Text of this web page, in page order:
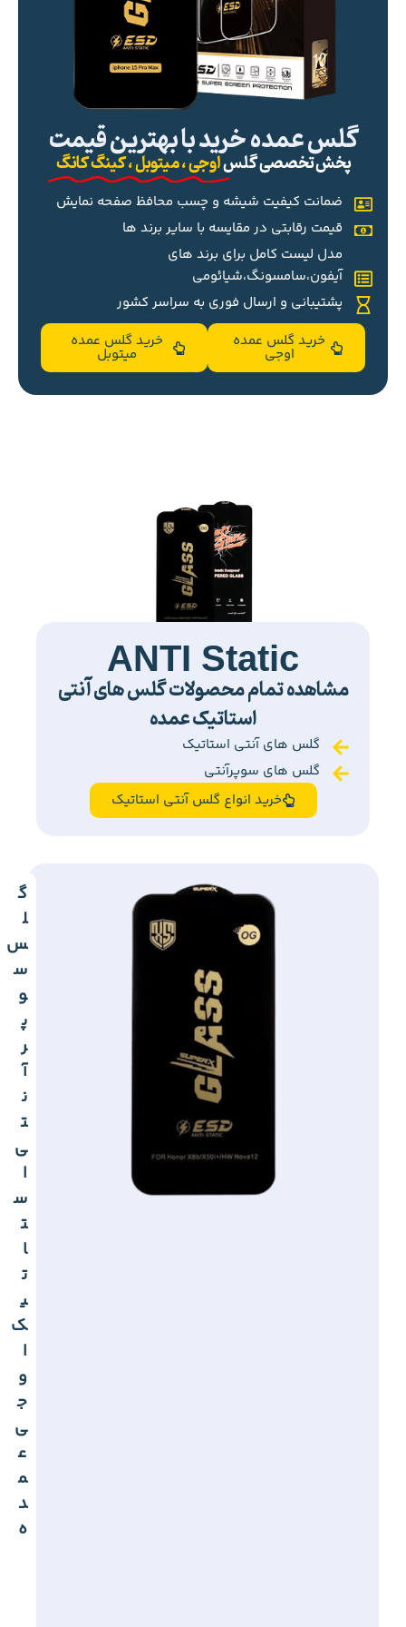
گلس عمده خرید با بهترین قیمت
پخش تخصصی گلساوجی ، میتوبل ، کینگ کانگ
ضمانت کیفیت شیشه و چسب محافظ صفحه نمایش
قیمت رقابتی در مقایسه با سایر برند ها
مدل لیست کامل برای برند های
آیفون،سامسونگ،شیائومی
پشتیبانی و ارسال فوری به سراسر کشور
خرید گلس عمده
اوجی
خرید گلس عمده
میتوبل
ANTI Static
مشاهده تمام محصولات گلس های آنتی
استاتیک عمده
گلس های آنتی استاتیک
گلس های سوپرآنتی
خرید انواع گلس آنتی استاتیک
گ
ل
س
س
و
پ
ر
آ
ن
ت
ی
ا
س
ت
ا
ت
ی
ک
ا
و
ج
ی
ع
م
د
ه